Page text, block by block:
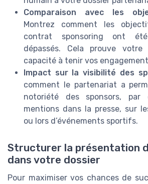
Comparaison avec les
Montrez comment les
contrat sponsoring ont
dépassés. Cela prouve
capacité à tenir vos
Impact sur la visibilité des
comment le partenariat a
notoriété des sponsors, par
mentions dans la presse, sur
ou lors d’événements sportifs.
Structurer la présentation
dans votre dossier
Pour maximiser vos chances de